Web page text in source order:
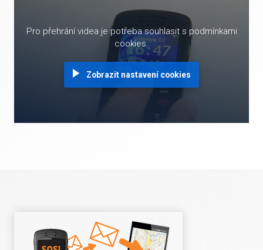
Pro přehrání videa je potřeba souhlasit s podmínkami
cookies.
Zobrazit nastavení cookies